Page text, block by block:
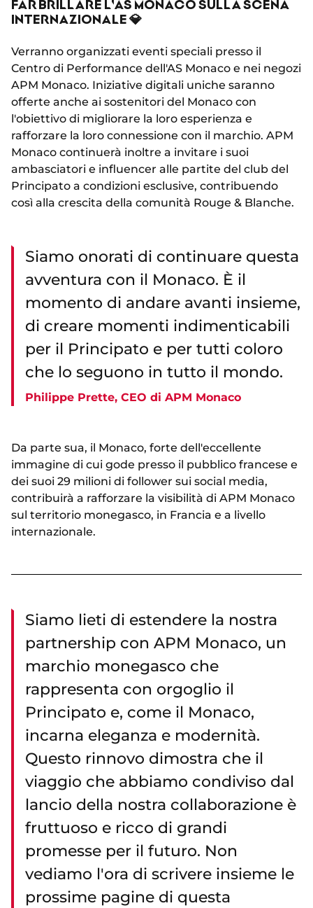
FAR BRILLARE L'AS MONACO SULLA SCENA
INTERNAZIONALE 💎
Verranno organizzati eventi speciali presso il
Centro di Performance dell'AS Monaco e nei negozi
APM Monaco. Iniziative digitali uniche saranno
offerte anche ai sostenitori del Monaco con
l'obiettivo di migliorare la loro esperienza e
rafforzare la loro connessione con il marchio. APM
Monaco continuerà inoltre a invitare i suoi
ambasciatori e influencer alle partite del club del
Principato a condizioni esclusive, contribuendo
così alla crescita della comunità Rouge & Blanche.
Siamo onorati di continuare questa
avventura con il Monaco. È il
momento di andare avanti insieme,
di creare momenti indimenticabili
per il Principato e per tutti coloro
che lo seguono in tutto il mondo.
Philippe Prette, CEO di APM Monaco
Da parte sua, il Monaco, forte dell'eccellente
immagine di cui gode presso il pubblico francese e
dei suoi 29 milioni di follower sui social media,
contribuirà a rafforzare la visibilità di APM Monaco
sul territorio monegasco, in Francia e a livello
internazionale.
Siamo lieti di estendere la nostra
partnership con APM Monaco, un
marchio monegasco che
rappresenta con orgoglio il
Principato e, come il Monaco,
incarna eleganza e modernità.
Questo rinnovo dimostra che il
viaggio che abbiamo condiviso dal
lancio della nostra collaborazione è
fruttuoso e ricco di grandi
promesse per il futuro. Non
vediamo l'ora di scrivere insieme le
prossime pagine di questa